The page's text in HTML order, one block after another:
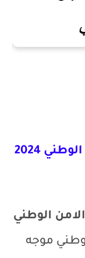
2024
الوطني
موجه